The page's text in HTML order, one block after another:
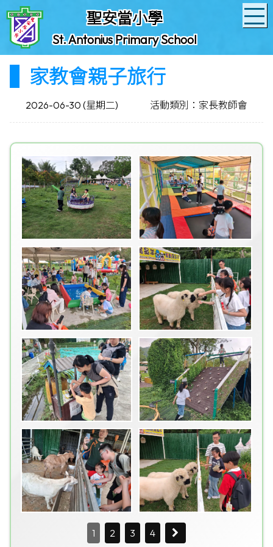
聖安當小學
St. Antonius Primary School
家教會親子旅行
2026-06-30 (星期二) 活動類別：家長教師會
1 2 3 4